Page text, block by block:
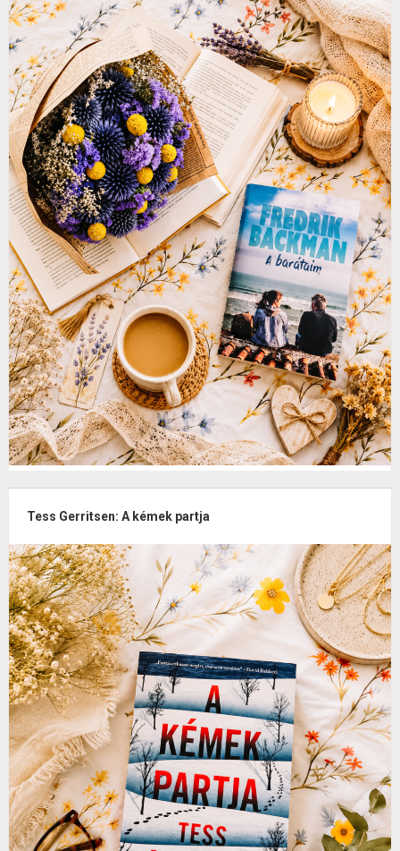
Tess Gerritsen: A kémek partja